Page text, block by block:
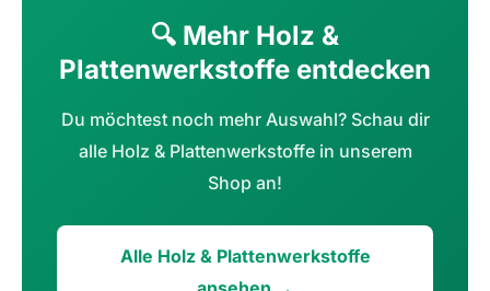
🔍 Mehr Holz &
Plattenwerkstoffe entdecken
Du möchtest noch mehr Auswahl? Schau dir
alle Holz & Plattenwerkstoffe in unserem
Shop an!
Alle Holz & Plattenwerkstoffe